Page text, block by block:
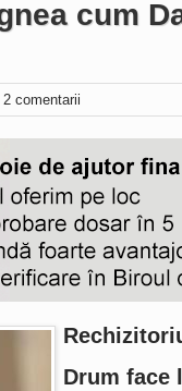
cum
2 comentarii
Drum face